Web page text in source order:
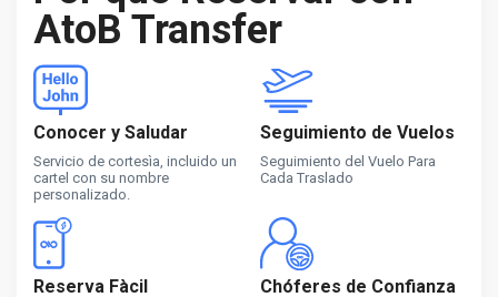
AtoB Transfer
Conocer y Saludar
Servicio de cortesìa, incluido un
cartel con su nombre
personalizado.
Seguimiento de Vuelos
Seguimiento del Vuelo Para
Cada Traslado
Reserva Fàcil Chóferes de Confianza